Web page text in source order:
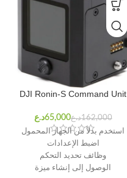
DJI Ronin-S Command Unit
د.ع د.ع
استخدم بدلاً من الجهاز المحمول
اضبط الإعدادات
وظائف تحديد التحكم
الوصول إلى إنشاء ميزة